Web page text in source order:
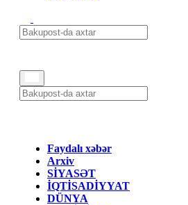
Faydalı xəbər
Arxiv
SİYASƏT
İQTİSADİYYAT
DÜNYA